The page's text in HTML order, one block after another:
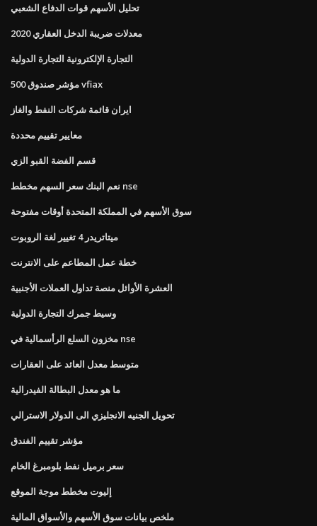
تحليل الأسهم قوات الدفاع الشعبي
معدلات ضريبة الدخل العقاري 2020
التجارة الإلكترونية التجارة الدولية
500 مؤشر صندوق vfiax
ايران قائمة شركات النفط والغاز
معايير تقييم محددة
قسم الفضة القبو الزي
نعم البنك سعر السهم مخطط nse
سوق الأسهم في المملكة المتحدة أوقات مفتوحة
ميتاتريدر 4 تغيير لغة الروبوت
خطة عمل المطاعم على الانترنت
العشرة الأوائل منصة تداول العملات الأجنبية
وسيط جمرك التجارة الدولية
مخزون السلع الرأسمالية في nse
متوسط ​​معدل العائد على العقارات
ما هو معدل البطالة الفيدرالية
تحويل الجنيه الانجليزي الى الدولار الاسترالي
مؤشر تقييم الفندق
سعر برميل نفط بلومبرغ الخام
إليوت مخطط موجة الموقع
ملخص بيانات سوق الأسهم والأسواق المالية